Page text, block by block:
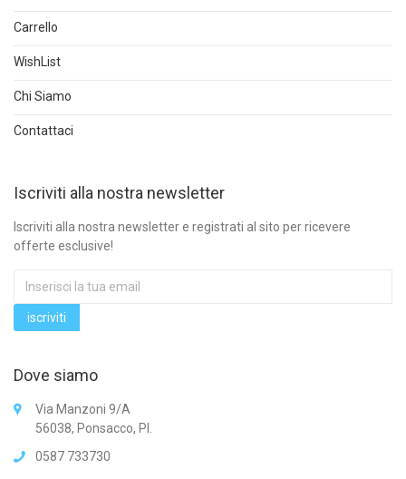
Carrello
WishList
Chi Siamo
Contattaci
Iscriviti alla nostra newsletter
Iscriviti alla nostra newsletter e registrati al sito per ricevere
offerte esclusive!
Dove siamo
Via Manzoni 9/A
56038, Ponsacco, PI.
0587 733730